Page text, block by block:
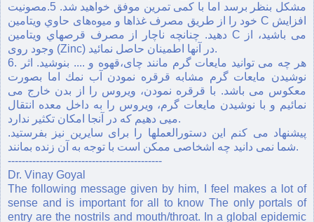
مشكل بنظر برسد اما با كمی تمرين موفق خواهيد شد. 5.مصونيت
خود را از طريق مصرف غذاها و ميوه‌های حاوي ويتامين C افزايش
دهيد. چنانچه ناچار از مصرف قرصهاي ويتامين C می ‌باشيد، از
وجود روی (Zinc) در آنها اطمينان حاصل نمائيد.
6. هر چه می ‌توانيد مايعات گرم مانند چای،‌قهوه و .... بنوشيد. اثر
نوشيدن مايعات گرم مشابه قرقره نمودن آب نمك اما بصورت
معكوس می ‌باشد. با قرقره نمودن، ويروس را از بدن خارج می
‌نمائيم و با نوشيدن مايعات گرم، ويروس را به داخل معده انتقال
ميی دهيم كه در آنجا امكان تكثير ندارد.
پيشنهاد می كنم اين دستورالعملها را برای سايرين نیز بفرستید.
شما نمی ‌دانيد چه اشخاصی ممكن است با توجه به آن زنده بمانند.
--------------------------------------------
Dr. Vinay Goyal
The following message given by him, I feel makes a lot of
sense and is important for all to know The only portals of
entry are the nostrils and mouth/throat. In a global epidemic